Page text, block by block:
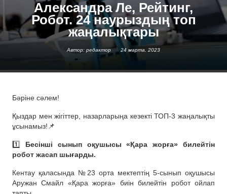
Александра Ле, Рейтинг,
Робот. 24 наурыздың топ
жаңалықтары
Автор: редактор 24 марта, 2023
Бәріне сәлем!
Қыздар мен жігіттер, назарларыңа кезекті ТОП-3 жаңалықты
ұсынамыз!📌
1️⃣ Бесінші сынып оқушысы «Қара жорға» билейтін
робот жасап шығарды.
Кентау қаласында №23 орта мектептің 5-сынып оқушысы
Аружан Смайл «Қара жорға» биін билейтін робот ойлап